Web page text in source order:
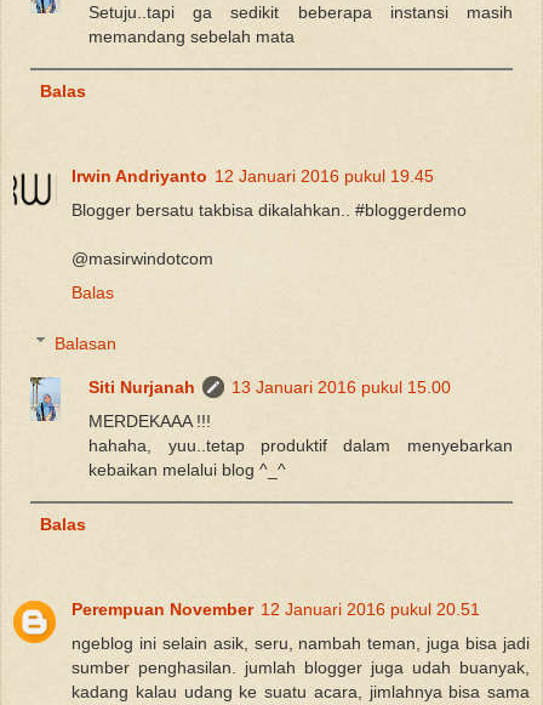
Setuju..tapi ga sedikit beberapa instansi masih
memandang sebelah mata
Balas
Irwin Andriyanto 12 Januari 2016 pukul 19.45
Blogger bersatu takbisa dikalahkan.. #bloggerdemo
@masirwindotcom
Balas
Balasan
Siti Nurjanah
13 Januari 2016 pukul 15.00
MERDEKAAA !!!
hahaha, yuu..tetap produktif dalam menyebarkan
kebaikan melalui blog ^_^
Balas
Perempuan November 12 Januari 2016 pukul 20.51
ngeblog ini selain asik, seru, nambah teman, juga bisa jadi
sumber penghasilan. jumlah blogger juga udah buanyak,
kadang kalau udang ke suatu acara, jimlahnya bisa sama